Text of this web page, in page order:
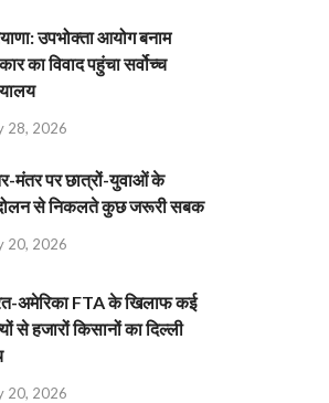
उपभोक्ता आयोग बनाम
का विवाद पहुंचा सर्वोच्च
28, 2026
मंतर पर छात्रों-युवाओं के
से निकलते कुछ जरूरी सबक
20, 2026
अमेरिका FTA के खिलाफ कई
से हजारों किसानों का दिल्ली
20, 2026